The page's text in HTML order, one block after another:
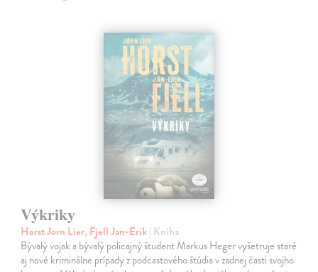
Výkriky
Horst Jorn Lier, Fjell Jan-Erik| Kniha
Bývalý vojak a bývalý policajný študent Markus Heger vyšetruje staré
aj nové kriminálne prípady z podcastového štúdia v zadnej časti svojho